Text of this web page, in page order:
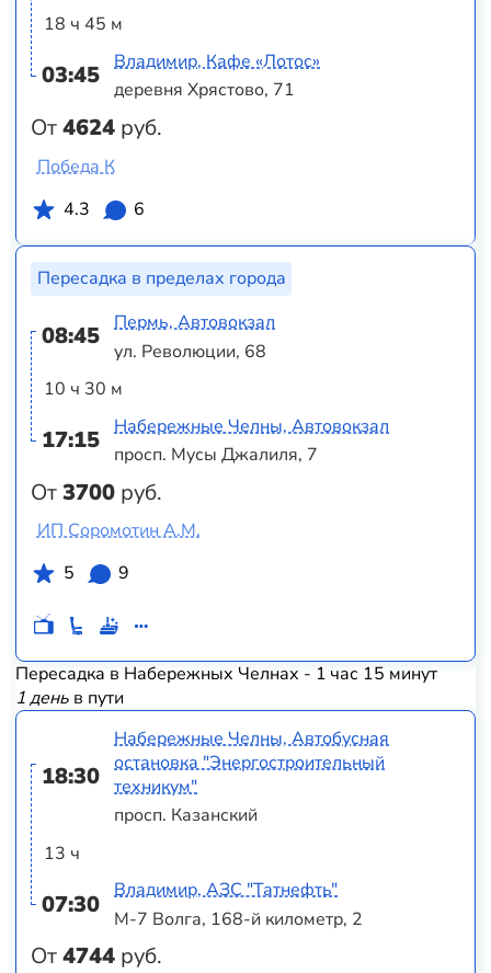
18 ч 45 м
03:45
От4624 руб.
Владимир, Кафе «Лотос»
деревня Хрястово, 71
Победа К
4.3
6
Пересадка в пределах города
08:45
10 ч 30 м
17:15
От3700 руб.
Пермь, Автовокзал
ул. Революции, 68
Набережные Челны, Автовокзал
просп. Мусы Джалиля, 7
ИП Соромотин А.М.
5
9
Пересадка в Набережных Челнах - 1 час 15 минут
1 деньв пути
18:30
13 ч
07:30
От4744 руб.
Набережные Челны, Автобусная
остановка "Энергостроительный
техникум"
просп. Казанский
Владимир, АЗС "Татнефть"
М-7 Волга, 168-й километр, 2